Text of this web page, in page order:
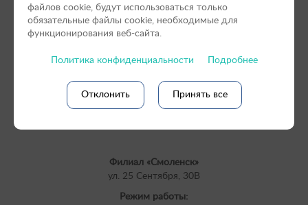
Согласенна обработку персональных данных
Филиал «Смоленск»
ул. 25 Сентября, 30В
Режим работы:
файлов cookie, будут использоваться только
обязательные файлы cookie, необходимые для
функционирования веб-сайта.
Политика конфиденциальности Подробнее
Отклонить Принять все